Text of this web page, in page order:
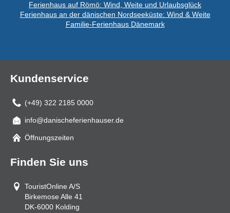
Ferienhaus auf Römö: Wind, Weite und Urlaubsglück
Ferienhaus an der dänischen Nordseeküste: Wind & Weite
Familie-Ferienhaus Dänemark
Kundenservice
(+49) 322 2185 0000
Mail
info@danischeferienhauser.de
Öffnungszeiten
Finden Sie uns
TouristOnline A/S
Birkemose Alle 41
DK-6000 Kolding